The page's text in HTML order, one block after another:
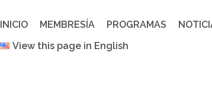
INICIO MEMBRESÍA PROGRAMAS
View this page in English